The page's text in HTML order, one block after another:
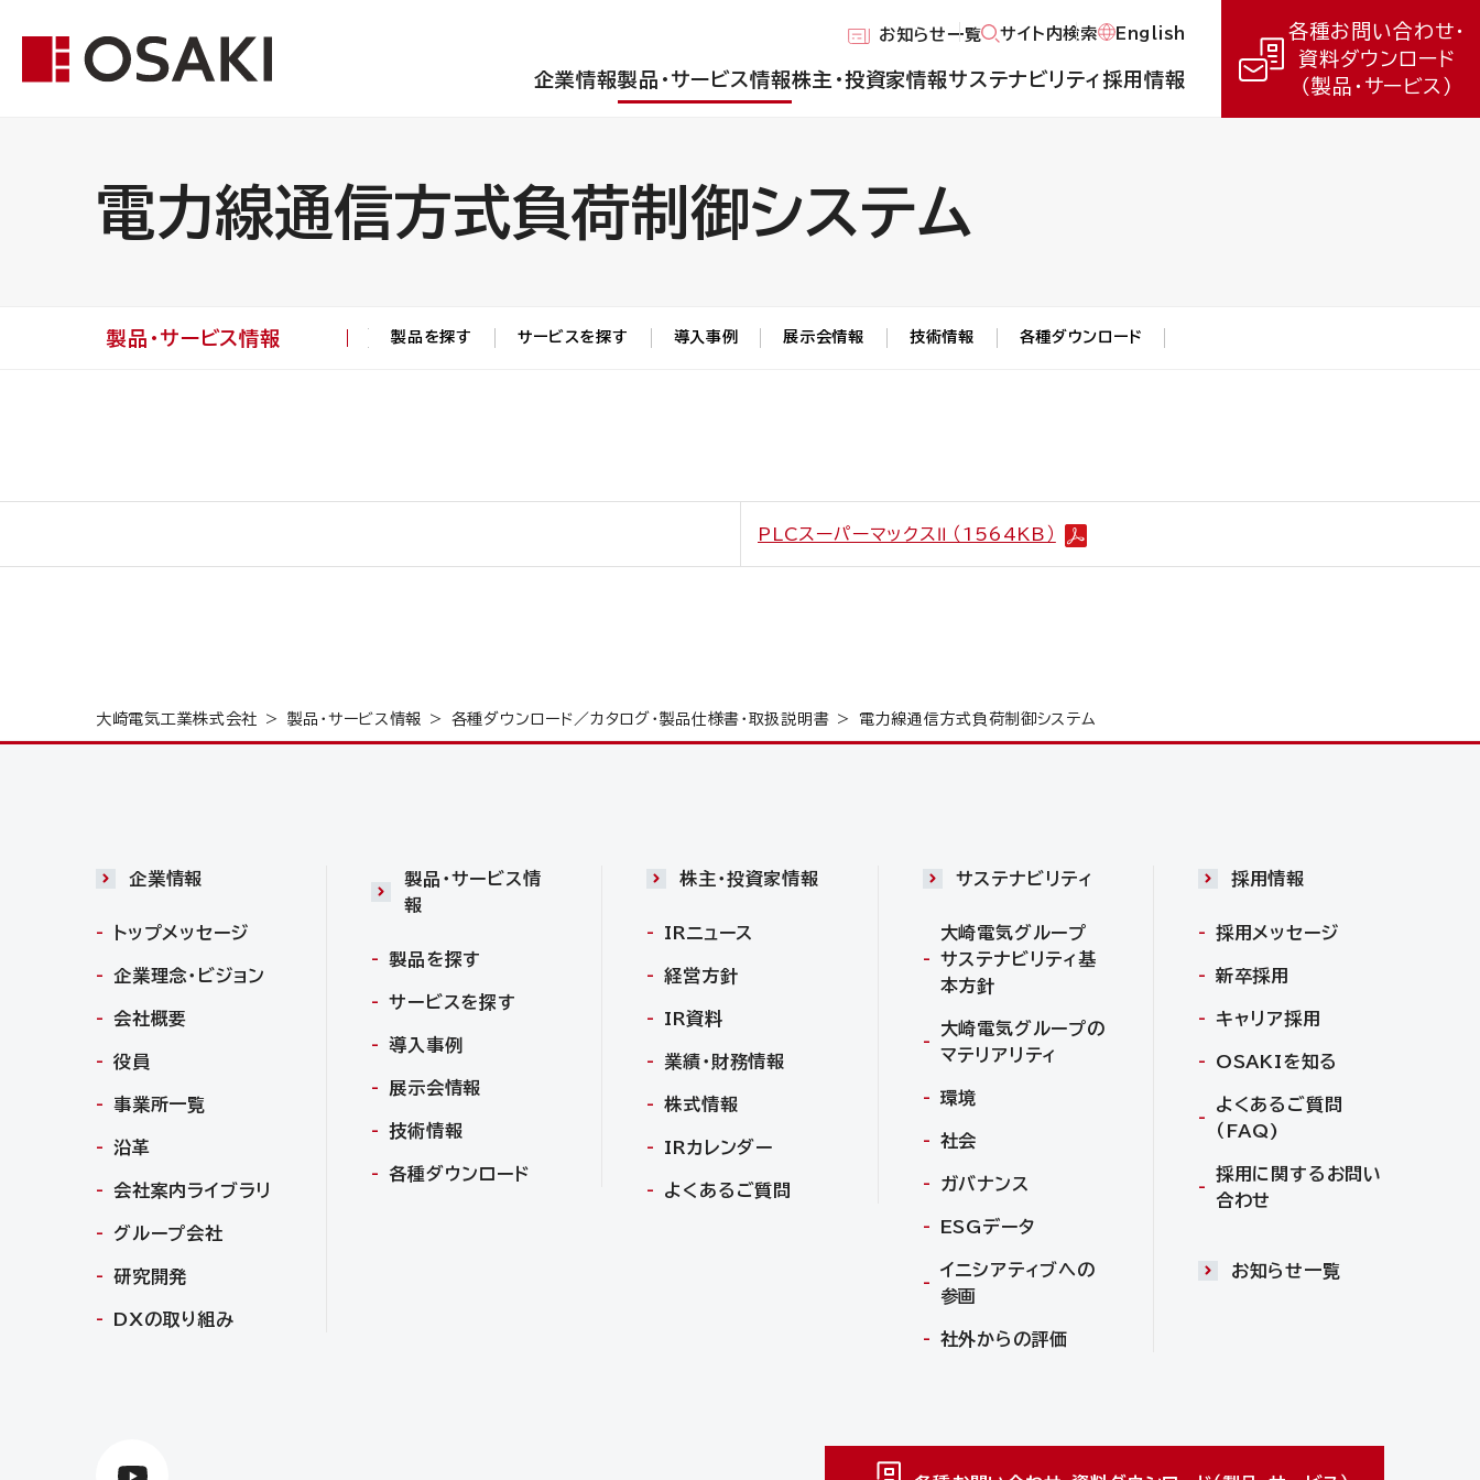
お知らせ一覧 サイト内検索 English
企業情報製品・サービス情報株主・投資家情報サステナビリティ採用情報
各種お問い合わせ・
資料ダウンロード
（製品・サービス）
電力線通信方式負荷制御システム
製品・サービス情報 製品を探す サービスを探す 導入事例 展示会情報 技術情報 各種ダウンロード
PLCスーパーマックスⅡ （1564KB）
大崎電気工業株式会社 製品・サービス情報 各種ダウンロード／カタログ・製品仕様書・取扱説明書 電力線通信方式負荷制御システム
企業情報
トップメッセージ
企業理念・ビジョン
会社概要
役員
事業所一覧
沿革
会社案内ライブラリ
グループ会社
研究開発
DXの取り組み
製品・サービス情
報
製品を探す
サービスを探す
導入事例
展示会情報
技術情報
各種ダウンロード
株主・投資家情報
IRニュース
経営方針
IR資料
業績・財務情報
株式情報
IRカレンダー
よくあるご質問
サステナビリティ
大崎電気グループ
サステナビリティ基
本方針
大崎電気グループの
マテリアリティ
環境
社会
ガバナンス
ESGデータ
イニシアティブへの
参画
社外からの評価
採用情報
採用メッセージ
新卒採用
キャリア採用
OSAKIを知る
よくあるご質問
（FAQ)
採用に関するお問い
合わせ
お知らせ一覧